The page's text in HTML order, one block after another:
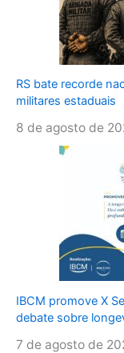
RS bate recorde
militares estaduais
8 de agosto de
IBCM promove X
debate sobre
7 de agosto de